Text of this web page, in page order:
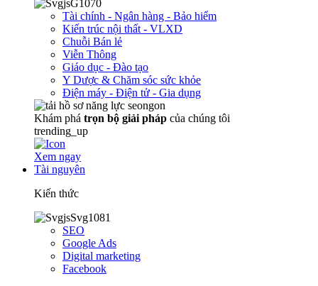
Tài chính - Ngân hàng - Bảo hiểm
Kiến trúc nội thất - VLXD
Chuỗi Bán lẻ
Viễn Thông
Giáo dục - Đào tạo
Y Dược & Chăm sóc sức khỏe
Điện máy - Điện tử - Gia dụng
Khám phá trọn bộ giải pháp của chúng tôi
trending_up
Xem ngay
Tài nguyên
Kiến thức
SEO
Google Ads
Digital marketing
Facebook